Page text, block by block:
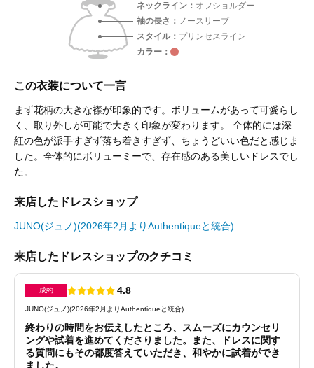
ネックライン
オフショルダー
袖の長さ
ノースリーブ
スタイル
プリンセスライン
カラー
この衣装について一言
まず花柄の大きな襟が印象的です。ボリュームがあって可愛らし
く、取り外しが可能で大きく印象が変わります。 全体的には深
紅の色が派手すぎず落ち着きすぎず、ちょうどいい色だと感じま
した。全体的にボリューミーで、存在感のある美しいドレスでし
た。
来店したドレスショップ
JUNO(ジュノ)(2026年2月よりAuthentiqueと統合)
来店したドレスショップのクチコミ
成約 4.8
JUNO(ジュノ)(2026年2月よりAuthentiqueと統合)
終わりの時間をお伝えしたところ、スムーズにカウンセリ
ングや試着を進めてくださりました。また、ドレスに関す
る質問にもその都度答えていただき、和やかに試着ができ
ました。